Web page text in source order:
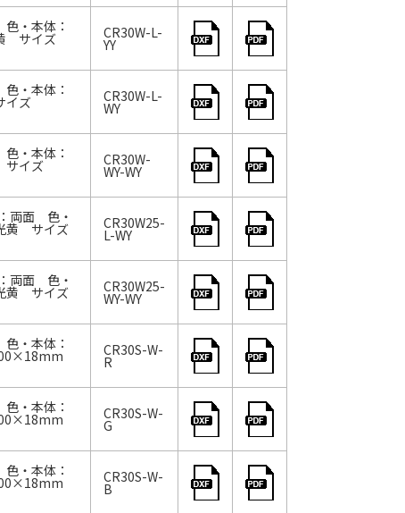
・本体：
サイズ CR30W-L-
YY
・本体：
イズ CR30W-L-
WY
・本体：
イズ CR30W-
WY-WY
両面 色・
黄 サイズ CR30W25-
L-WY
両面 色・
黄 サイズ CR30W25-
WY-WY
・本体： CR30S-W-
R
・本体： CR30S-W-
G
・本体： CR30S-W-
B